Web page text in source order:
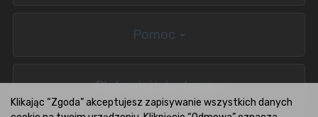
Pomoc
Płatności i dostawa
Klikając “Zgoda” akceptujesz zapisywanie wszystkich danych